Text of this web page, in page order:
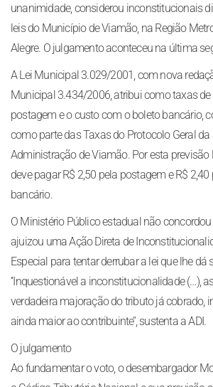
unanimidade, considerou inconstitucionais
leis do Município de Viamão, na Região
Alegre. O julgamento aconteceu na última
A Lei Municipal 3.029/2001, com nova
Municipal 3.434/2006, atribui como taxas de
postagem e o custo com o boleto bancário,
como parte das Taxas do Protocolo Geral da
Administração de Viamão. Por esta previsão
deve pagar R$ 2,50 pela postagem e R$
bancário.
O Ministério Público estadual não
ajuizou uma Ação Direta de
Especial para tentar derrubar a lei que lhe dá
‘‘Inquestionável a inconstitucionalidade (…),
verdadeira majoração do tributo já cobrado,
ainda maior ao contribuinte’’, sustenta a ADI.
O julgamento
Ao fundamentar o voto, o desembargador